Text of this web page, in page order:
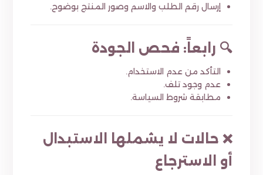
إرسال رقم الطلب والاسم وصور المنتج بوضوح.
🔍 رابعاً: فحص الجودة
التأكد من عدم الاستخدام.
عدم وجود تلف.
مطابقة شروط السياسة.
❌ حالات لا يشملها الاستبدال
أو الاسترجاع